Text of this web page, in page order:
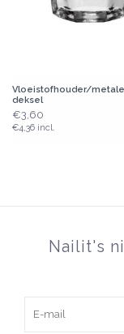
Vloeistofhouder/
deksel
€3,60
€4,36 incl.
Nailit's